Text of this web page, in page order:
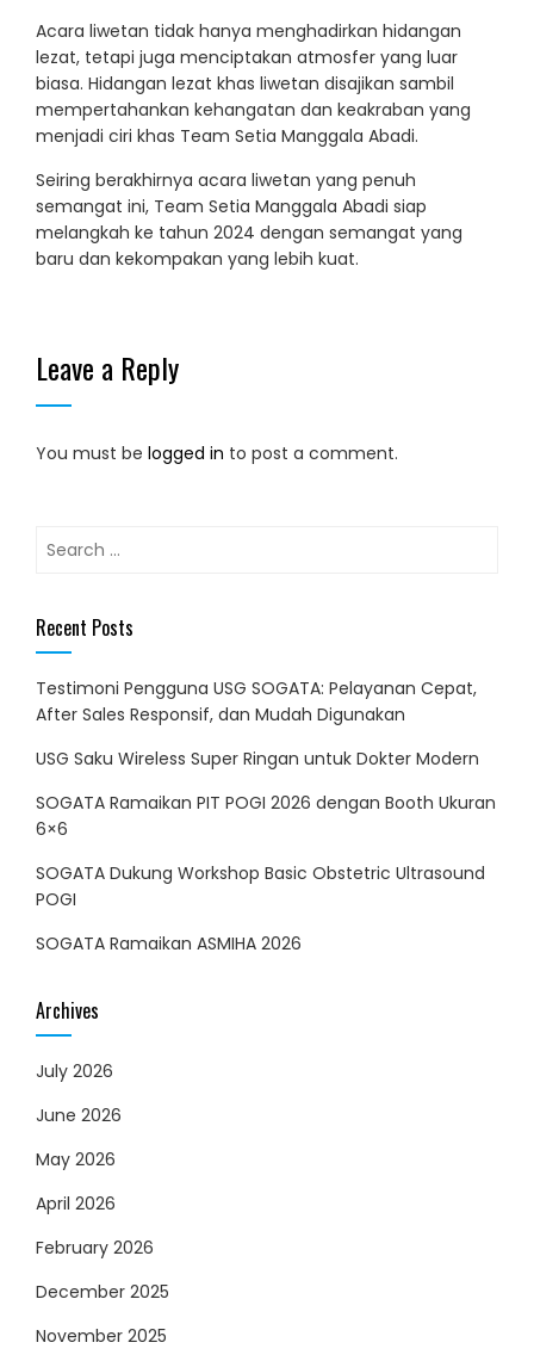
Acara liwetan tidak hanya menghadirkan hidangan
lezat, tetapi juga menciptakan atmosfer yang luar
biasa. Hidangan lezat khas liwetan disajikan sambil
mempertahankan kehangatan dan keakraban yang
menjadi ciri khas Team Setia Manggala Abadi.
Seiring berakhirnya acara liwetan yang penuh
semangat ini, Team Setia Manggala Abadi siap
melangkah ke tahun 2024 dengan semangat yang
baru dan kekompakan yang lebih kuat.
Leave a Reply
You must be logged in to post a comment.
for:
Recent Posts
Testimoni Pengguna USG SOGATA: Pelayanan Cepat,
After Sales Responsif, dan Mudah Digunakan
USG Saku Wireless Super Ringan untuk Dokter Modern
SOGATA Ramaikan PIT POGI 2026 dengan Booth Ukuran
6×6
SOGATA Dukung Workshop Basic Obstetric Ultrasound
POGI
SOGATA Ramaikan ASMIHA 2026
Archives
July 2026
June 2026
May 2026
April 2026
February 2026
December 2025
November 2025